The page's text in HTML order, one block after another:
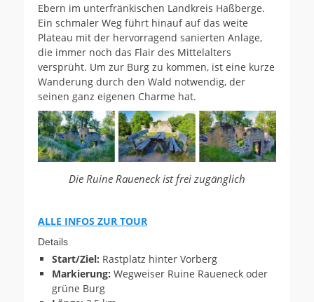
Ebern im unterfränkischen Landkreis Haßberge.
Ein schmaler Weg führt hinauf auf das weite
Plateau mit der hervorragend sanierten Anlage,
die immer noch das Flair des Mittelalters
versprüht. Um zur Burg zu kommen, ist eine kurze
Wanderung durch den Wald notwendig, der
seinen ganz eigenen Charme hat.
Die Ruine Raueneck ist frei zugänglich
ALLE INFOS ZUR TOUR
Details
Start/Ziel: Rastplatz hinter Vorberg
Markierung: Wegweiser Ruine Raueneck oder
grüne Burg